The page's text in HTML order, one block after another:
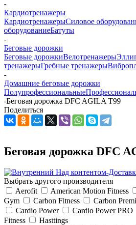
-
Кардиотренажеры
КардиотренажерыСиловое
оборудованиеБатуты
-
Беговые дорожки
Беговые дорожкиВелотренажеры
тренажерыГребные тренажеры
-
Домашние беговые дорожки
Полупрофессиональные
-Беговая дорожка DFC AGILA T99
Поделиться
Беговая дорожка DFC
Выбрать другого производителя
Aerofit
American Motion Fitness
Gym
Carbon Fitness
Carbon
Cardio Power
Cardio Power PRO
Fitness
Hasttings